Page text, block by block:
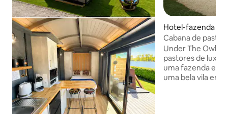
Hotel-fazenda ⋅
ngton
Cabana de
Cotswolds
Under The Owl
pastores de luxo
uma fazenda em
uma bela vila em